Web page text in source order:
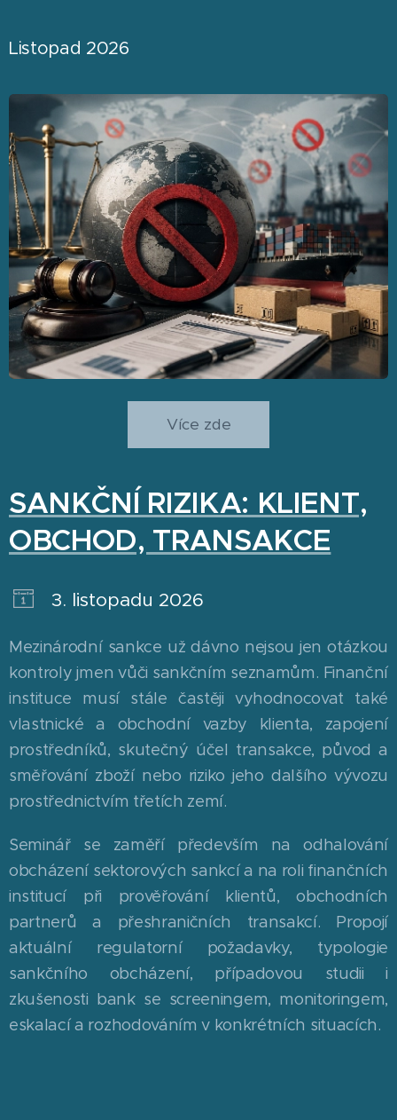
Listopad 2026
Více zde
SANKČNÍ RIZIKA: KLIENT,
OBCHOD, TRANSAKCE
3. listopadu 2026
Mezinárodní sankce už dávno nejsou jen otázkou
kontroly jmen vůči sankčním seznamům. Finanční
instituce musí stále častěji vyhodnocovat také
vlastnické a obchodní vazby klienta, zapojení
prostředníků, skutečný účel transakce, původ a
směřování zboží nebo riziko jeho dalšího vývozu
prostřednictvím třetích zemí.
Seminář se zaměří především na odhalování
obcházení sektorových sankcí a na roli finančních
institucí při prověřování klientů, obchodních
partnerů a přeshraničních transakcí. Propojí
aktuální regulatorní požadavky, typologie
sankčního obcházení, případovou studii i
zkušenosti bank se screeningem, monitoringem,
eskalací a rozhodováním v konkrétních situacích.